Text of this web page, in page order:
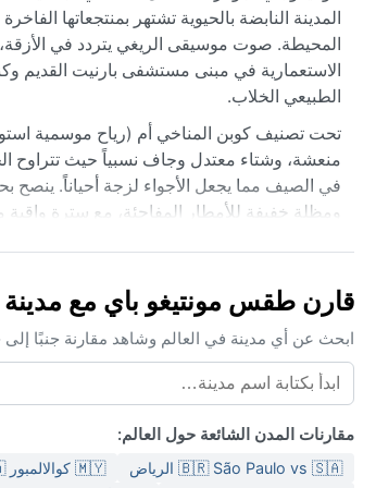
المدينة النابضة بالحيوية تشتهر بمنتجعاتها
المحيطة. صوت موسيقى الريغي يتردد في الأزقة،
الاستعمارية في مبنى مستشفى بارنيت القديم
الطبيعي الخلاب.
في الصيف مما يجعل الأجواء لزجة أحياناً.
ومظلة خفيفة للأمطار المفاجئة، مع سترة واقية
أفضل فترة لزيارة مونتيغو باي جواً تمتد من
نسبة الرطوبة في الصيف مع هطول الأمطار
طوال العام لعشاق الطقس الاستوائي.
قارن طقس مونتيغو باي مع
ابحث عن أي مدينة في العالم وشاهد مقارنة جنبًا
مقارنات المدن الشائعة حول العالم:
🇧🇷 São Paulo vs 🇸🇦 الرياض 🇲🇾 كوالالمبور vs 🇿🇦 كيب تاون